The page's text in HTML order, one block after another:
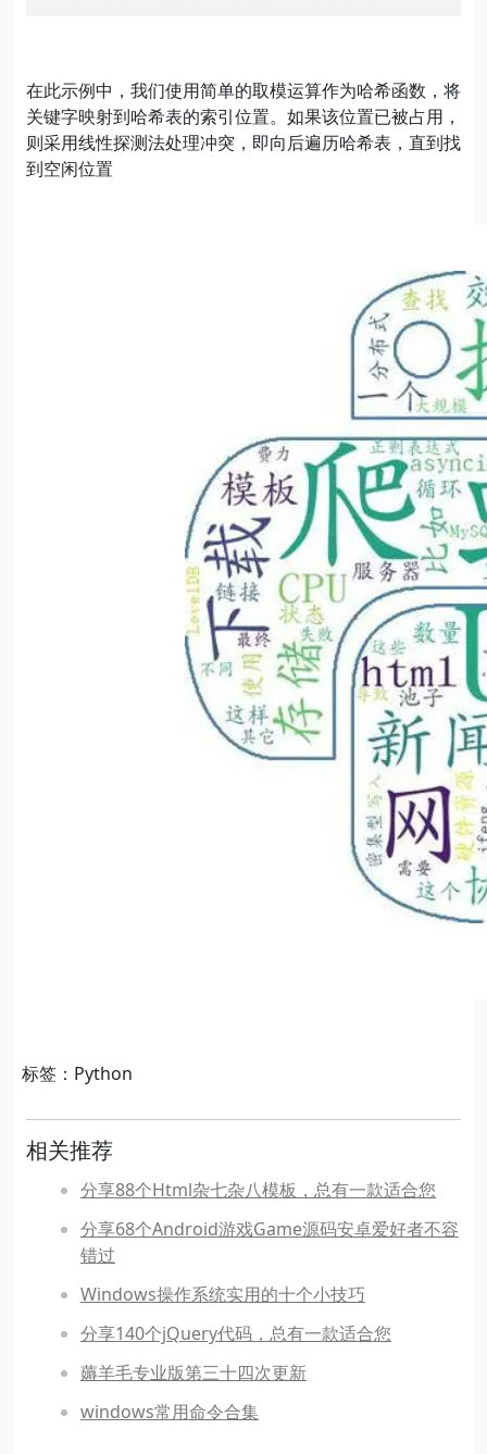
在此示例中，我们使用简单的取模运算作为哈希函数，将
关键字映射到哈希表的索引位置。如果该位置已被占用，
则采用线性探测法处理冲突，即向后遍历哈希表，直到找
到空闲位置
标签：Python
相关推荐
分享88个Html杂七杂八模板，总有一款适合您
分享68个Android游戏Game源码安卓爱好者不容
错过
Windows操作系统实用的十个小技巧
分享140个jQuery代码，总有一款适合您
薅羊毛专业版第三十四次更新
windows常用命令合集